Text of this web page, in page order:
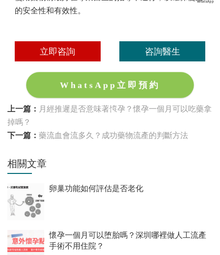
的安全性和有效性。
立即咨詢 咨詢醫生
WhatsApp立即預約
上一篇： 月經推遲是否意味著懷孕？懷孕一個月可以吃藥拿
掉嗎？
下一篇： 藥流血會流多久？成功藥物流產的判斷方法
相關文章
卵巢功能如何評估是否老化
懷孕一個月可以堕胎嗎？深圳哪裡做人工流產
手術不用住院？